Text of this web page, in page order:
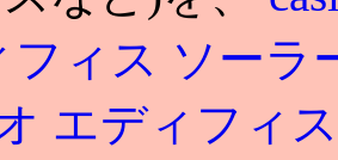
フィス ソーラ
エディフィ